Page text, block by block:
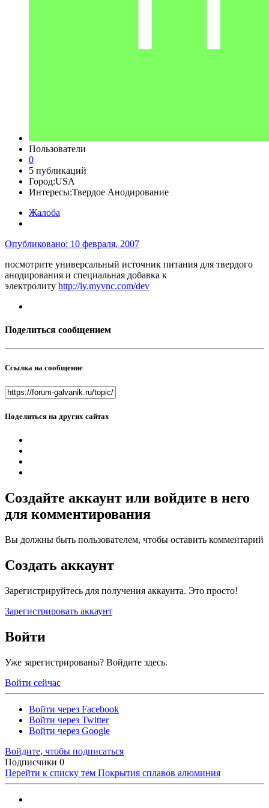
Пользователи
0
5 публикаций
Город:USA
Интересы:Твердое Анодирование
Жалоба
Опубликовано: 10 февраля, 2007
посмотрите универсальный источник питания для твердого
анодирования и специальная добавка к
электролиту http://iy.myvnc.com/dev
Поделиться сообщением
Ссылка на сообщение
Поделиться на других сайтах
Создайте аккаунт или войдите в него
для комментирования
Вы должны быть пользователем, чтобы оставить комментарий
Создать аккаунт
Зарегистрируйтесь для получения аккаунта. Это просто!
Зарегистрировать аккаунт
Войти
Уже зарегистрированы? Войдите здесь.
Войти сейчас
Войти через Facebook
Войти через Twitter
Войти через Google
Войдите, чтобы подписаться
Подписчики 0
Перейти к списку тем Покрытия сплавов алюминия